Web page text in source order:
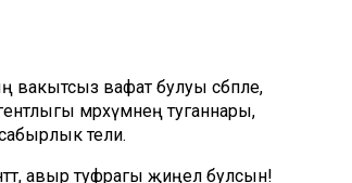
вафат булуы сәбәпле,
мәрхүмнең туганнары,
тели.
авыр туфрагы җиңел булсын!